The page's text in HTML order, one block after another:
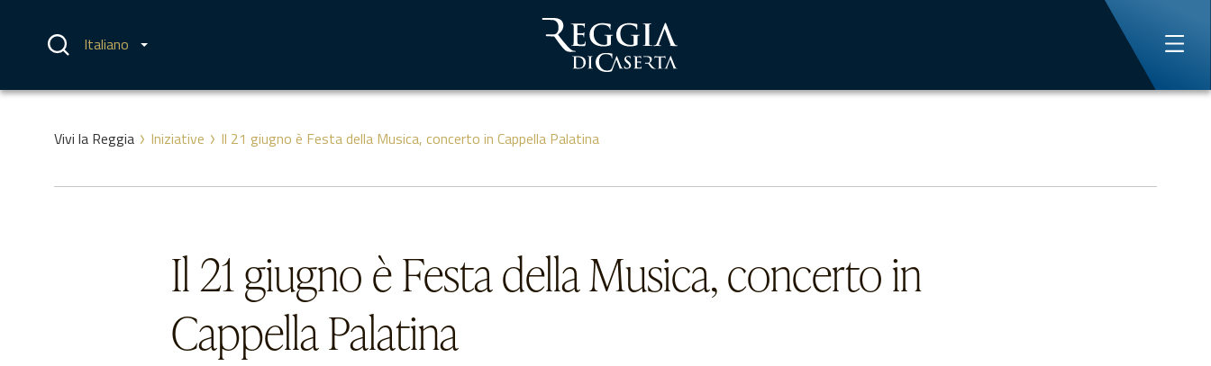
contenuto Italiano
Vivi la Reggia Iniziative Il 21 giugno è Festa della Musica, concerto in Cappella Palatina
Il 21 giugno è Festa della Musica, concerto in
Cappella Palatina